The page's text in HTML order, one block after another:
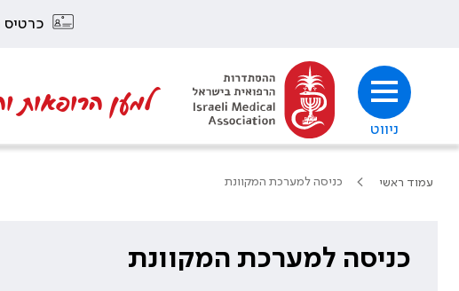
כרטיס
ניווט
למען הרופאות
עמוד ראשי כניסה למערכת המקוונת
כניסה למערכת המקוונת